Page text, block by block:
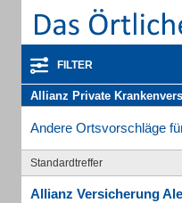
FILTER
Andere Ortsvorschläge
Standardtreffer
Allianz Versicherung